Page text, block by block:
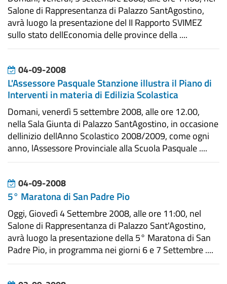
Salone di Rappresentanza di Palazzo SantAgostino,
avrà luogo la presentazione del II Rapporto SVIMEZ
sullo stato dellEconomia delle province della ....
04-09-2008
L'Assessore Pasquale Stanzione illustra il Piano di
Interventi in materia di Edilizia Scolastica
Domani, venerdì 5 settembre 2008, alle ore 12.00,
nella Sala Giunta di Palazzo SantAgostino, in occasione
dellinizio dellAnno Scolastico 2008/2009, come ogni
anno, lAssessore Provinciale alla Scuola Pasquale ....
04-09-2008
5° Maratona di San Padre Pio
Oggi, Giovedì 4 Settembre 2008, alle ore 11:00, nel
Salone di Rappresentanza di Palazzo Sant'Agostino,
avrà luogo la presentazione della 5° Maratona di San
Padre Pio, in programma nei giorni 6 e 7 Settembre ....